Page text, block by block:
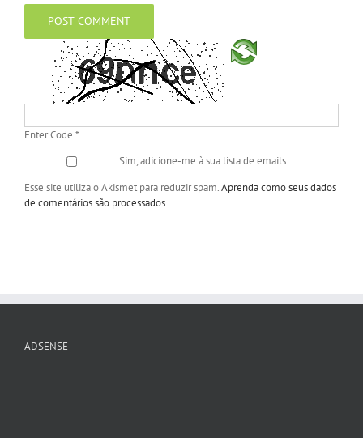
Enter Code *
Sim, adicione-me à sua lista de emails.
Esse site utiliza o Akismet para reduzir spam.Aprenda como seus dados
de comentários são processados.
ADSENSE